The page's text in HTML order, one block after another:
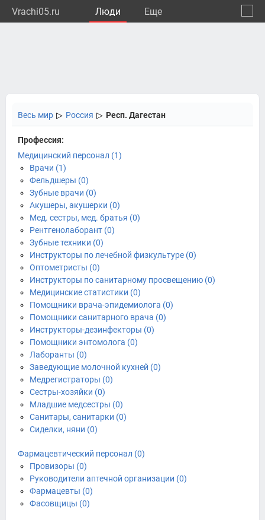
Vrachi05.ru Люди Eще
Весь мир ▷ Россия ▷ Респ. Дагестан
Профессия:
Медицинский персонал (1)
Врачи (1)
Фельдшеры (0)
Зубные врачи (0)
Акушеры, акушерки (0)
Мед. сестры, мед. братья (0)
Рентгенолаборант (0)
Зубные техники (0)
Инструкторы по лечебной физкультуре (0)
Оптометристы (0)
Инструкторы по санитарному просвещению (0)
Медицинские статистики (0)
Помощники врача-эпидемиолога (0)
Помощники санитарного врача (0)
Инструкторы-дезинфекторы (0)
Помощники энтомолога (0)
Лаборанты (0)
Заведующие молочной кухней (0)
Медрегистраторы (0)
Сестры-хозяйки (0)
Младшие медсестры (0)
Санитары, санитарки (0)
Сиделки, няни (0)
Фармацевтический персонал (0)
Провизоры (0)
Руководители аптечной организации (0)
Фармацевты (0)
Фасовщицы (0)